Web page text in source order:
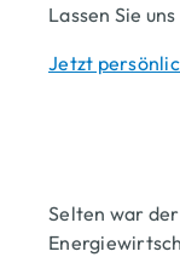
Lassen Sie
Jetzt
Selten war